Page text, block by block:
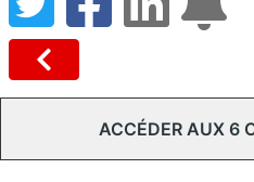
ACCÉDER AUX 6